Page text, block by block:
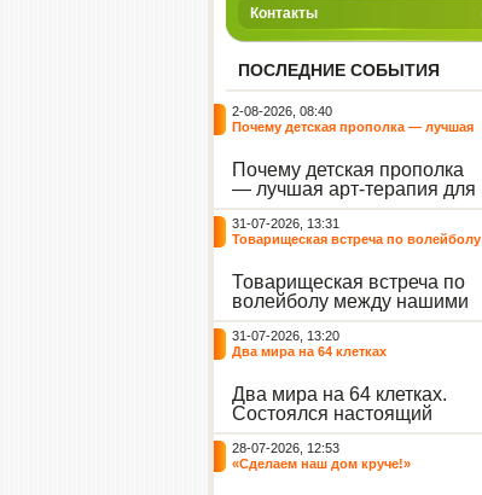
Контакты
ПОСЛЕДНИЕ СОБЫТИЯ
2-08-2026, 08:40
Почему детская прополка — лучшая
Почему детская прополка
— лучшая арт-терапия для
воспитателя?
31-07-2026, 13:31
Товарищеская встреча по волейболу
Товарищеская встреча по
волейболу между нашими
воспитанниками и
сельскими ребятами.
31-07-2026, 13:20
Два мира на 64 клетках
Два мира на 64 клетках.
Состоялся настоящий
интеллектуальный
праздник — турнир по
шахматам и шашкам.
28-07-2026, 12:53
«Сделаем наш дом круче!»